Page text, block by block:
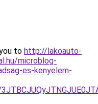
to http://lakoauto-
microblog-
es-kenyelem-